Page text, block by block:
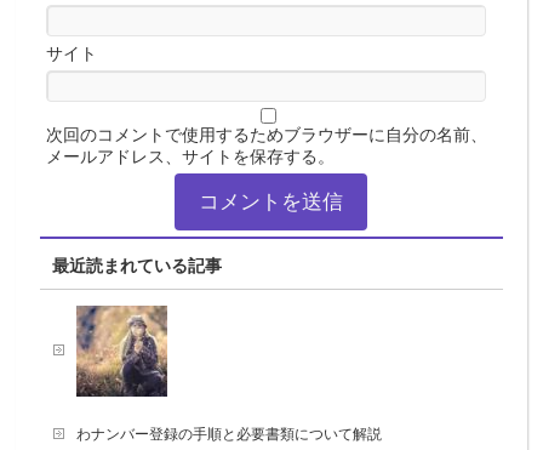
サイト
次回のコメントで使用するためブラウザーに自分の名前、
メールアドレス、サイトを保存する。
最近読まれている記事
わナンバー登録の手順と必要書類について解説